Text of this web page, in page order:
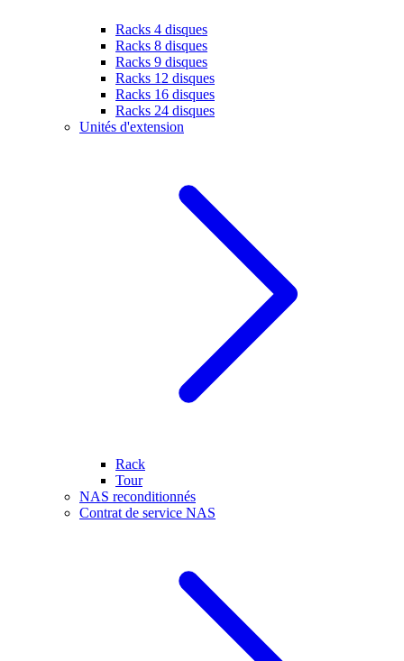
Racks 4 disques
Racks 8 disques
Racks 9 disques
Racks 12 disques
Racks 16 disques
Racks 24 disques
Unités d'extension
Rack
Tour
NAS reconditionnés
Contrat de service NAS